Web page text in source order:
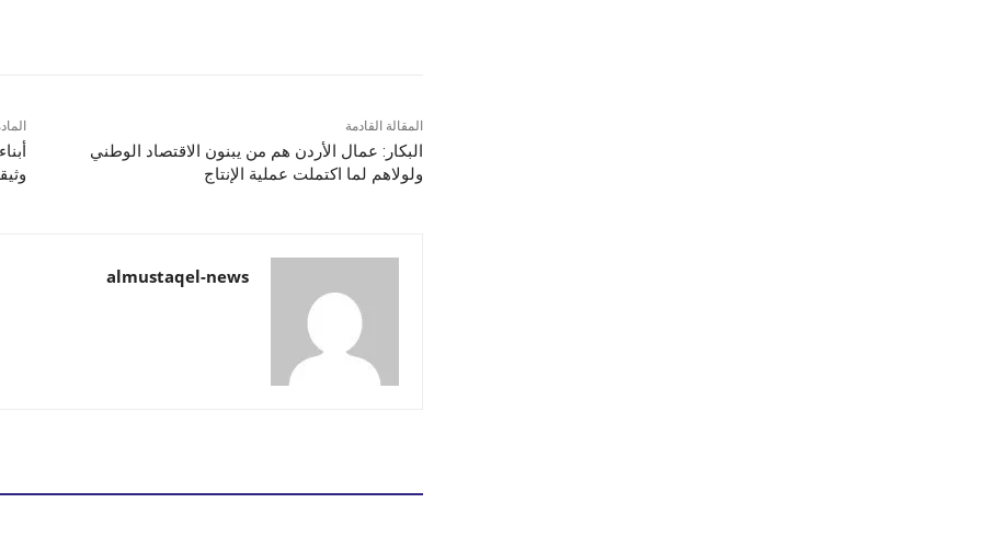
المقالة القادمة
البكار: عمال الأردن هم من يبنون الاقتصاد الوطني
ولولاهم لما اكتملت عملية الإنتاج
almustaqel-news